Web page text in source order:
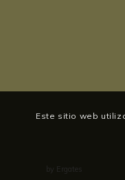
by Ergates
Este sitio web